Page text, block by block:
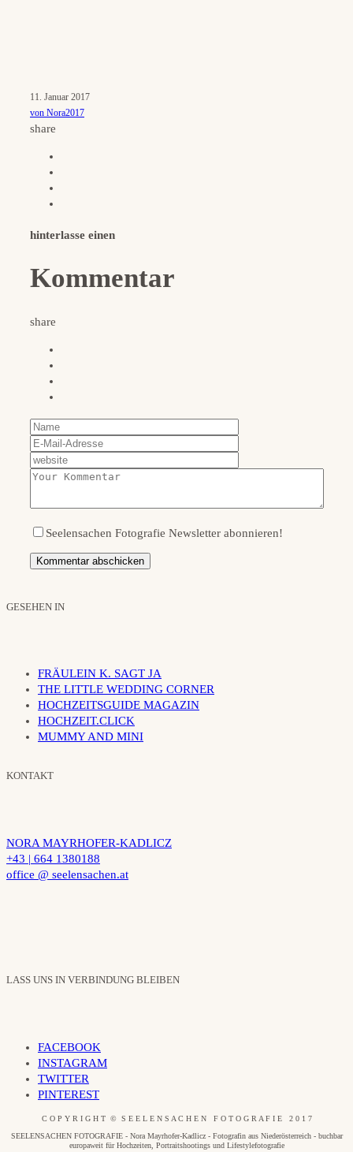
11. Januar 2017
von Nora2017
share
hinterlasse einen
Kommentar
share
Seelensachen Fotografie Newsletter abonnieren!
GESEHEN IN
FRÄULEIN K. SAGT JA
THE LITTLE WEDDING CORNER
HOCHZEITSGUIDE MAGAZIN
HOCHZEIT.CLICK
MUMMY AND MINI
KONTAKT
NORA MAYRHOFER-KADLICZ
+43 | 664 1380188
office @ seelensachen.at
LASS UNS IN VERBINDUNG BLEIBEN
FACEBOOK
INSTAGRAM
TWITTER
PINTEREST
C O P Y R I G H T © S E E L E N S A C H E N F O T O G R A F I E 2 0 1 7
SEELENSACHEN FOTOGRAFIE - Nora Mayrhofer-Kadlicz - Fotografin aus Niederösterreich - buchbar
europaweit für Hochzeiten, Portraitshootings und Lifestylefotografie